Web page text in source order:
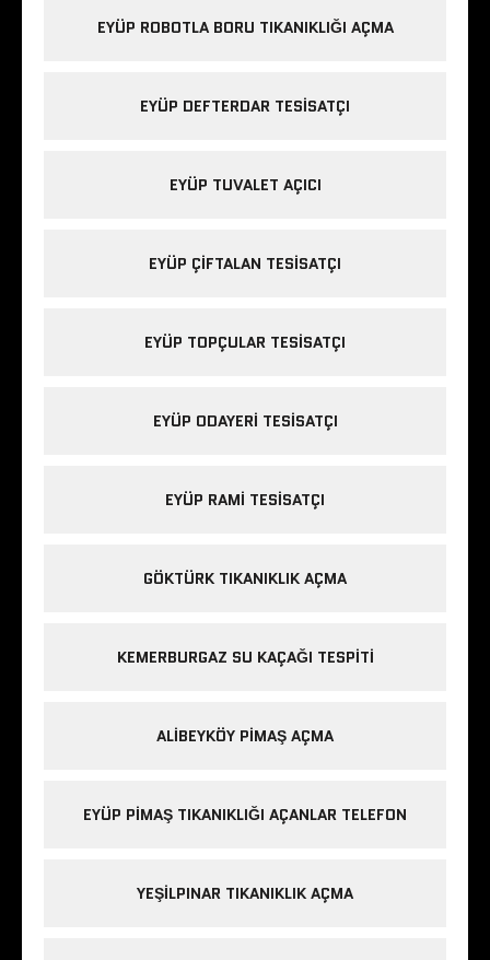
EYÜP ROBOTLA BORU TIKANIKLIĞI AÇMA
EYÜP DEFTERDAR TESISATÇI
EYÜP TUVALET AÇICI
EYÜP ÇIFTALAN TESISATÇI
EYÜP TOPÇULAR TESISATÇI
EYÜP ODAYERI TESISATÇI
EYÜP RAMI TESISATÇI
GÖKTÜRK TIKANIKLIK AÇMA
KEMERBURGAZ SU KAÇAĞI TESPITI
ALIBEYKÖY PIMAŞ AÇMA
EYÜP PIMAŞ TIKANIKLIĞI AÇANLAR TELEFON
YEŞILPINAR TIKANIKLIK AÇMA